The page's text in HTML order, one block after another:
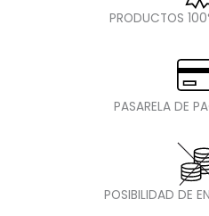
PRODUCTOS
PASARELA DE
POSIBILIDAD DE